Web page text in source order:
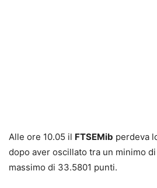
Alle ore 10.05 il FTSEMib perdeva
dopo aver oscillato tra un minimo
massimo di 33.5801 punti.